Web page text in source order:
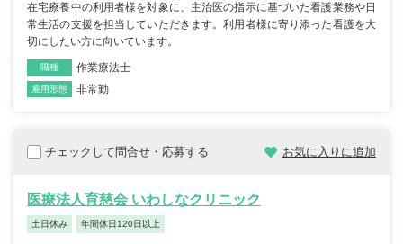
在宅療養中の利用者様を対象に、主治医の指示に基づいた看護業務や日
常生活の支援を担当していただきます。利用者様に寄り添った看護を大
切にしたい方に向いています。
職種 作業療法士
雇用形態 非常勤
チェックして問合せ・応募する お気に入りに追加
医療法人育慈会 いわしなクリニック
土日休み 年間休日120日以上